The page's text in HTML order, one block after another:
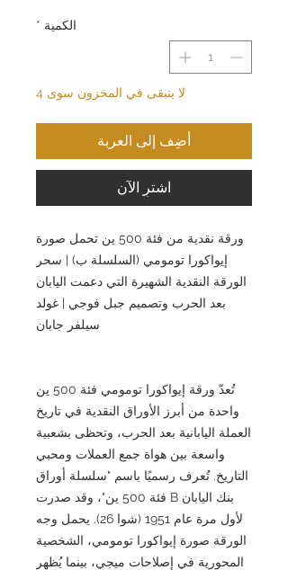
الكمية *
لا يتبقى في المخزون سوى 4
أضِف إلى العربة
اشترِ الآن
ورقة نقدية من فئة 500 ين تحمل صورة
إيواكورا تومومي (السلسلة ب) | سحر
الورقة النقدية الشهيرة التي دعمت اليابان
بعد الحرب وتصميم جبل فوجي | غولد
سيلفر جابان
تُعدّ ورقة إيواكورا تومومي فئة 500 ين
واحدة من أبرز الأوراق النقدية في تاريخ
العملة اليابانية بعد الحرب، وتحظى بشعبية
واسعة بين هواة جمع العملات ومحبي
التاريخ. تُعرف رسميًا باسم "سلسلة أوراق
بنك اليابان B فئة 500 ين"، وقد صدرت
لأول مرة عام 1951 (شوا 26). يحمل وجه
الورقة صورة إيواكورا تومومي، الشخصية
المحورية في إصلاحات ميجي، بينما يُظهر